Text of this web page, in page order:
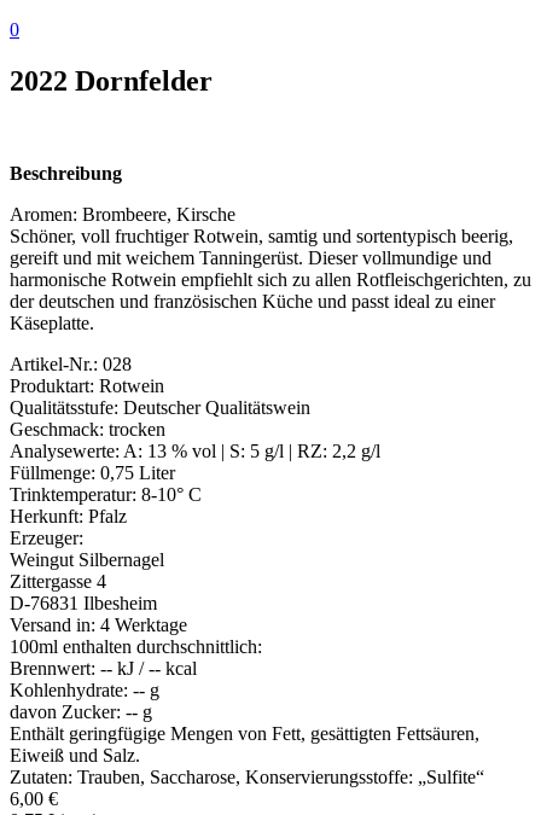
0
2022 Dornfelder
Beschreibung
Aromen: Brombeere, Kirsche
Schöner, voll fruchtiger Rotwein, samtig und sortentypisch beerig,
gereift und mit weichem Tanningerüst. Dieser vollmundige und
harmonische Rotwein empfiehlt sich zu allen Rotfleischgerichten, zu
der deutschen und französischen Küche und passt ideal zu einer
Käseplatte.
Artikel-Nr.: 028
Produktart: Rotwein
Qualitätsstufe: Deutscher Qualitätswein
Geschmack: trocken
Analysewerte: A: 13 % vol | S: 5 g/l | RZ: 2,2 g/l
Füllmenge: 0,75 Liter
Trinktemperatur: 8-10° C
Herkunft: Pfalz
Erzeuger:
Weingut Silbernagel
Zittergasse 4
D-76831 Ilbesheim
Versand in: 4 Werktage
100ml enthalten durchschnittlich:
Brennwert: -- kJ / -- kcal
Kohlenhydrate: -- g
davon Zucker: -- g
Enthält geringfügige Mengen von Fett, gesättigten Fettsäuren,
Eiweiß und Salz.
Zutaten: Trauben, Saccharose, Konservierungsstoffe: „Sulfite“
6,00 €